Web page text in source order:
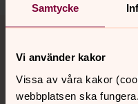
Samtycke
Vi använder kakor
Vissa av våra kakor
webbplatsen ska
Kontakt